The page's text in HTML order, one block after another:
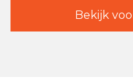
Bekijk